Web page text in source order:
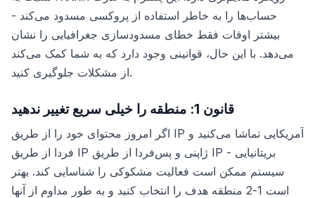
حساب‌ها را به خاطر استفاده از پروکسی مسدود می‌کند -
بیشتر اوقات فقط خطای مسدودسازی جغرافیایی را نشان
می‌دهد. با این حال، قوانینی وجود دارد که به شما کمک می‌کند
از مشکلات جلوگیری کنید.
قانون 1: منطقه را خیلی سریع تغییر ندهید
اگر امروز محتوای خود را از طریق IP آمریکایی تماشا می‌کنید و
فردا از طریق IP ژاپنی و پس‌فردا از طریق IP بریتانیایی -
سیستم ممکن است فعالیت مشکوکی را شناسایی کند. بهتر
است 1-2 منطقه هدف را انتخاب کنید و به طور مداوم از آنها